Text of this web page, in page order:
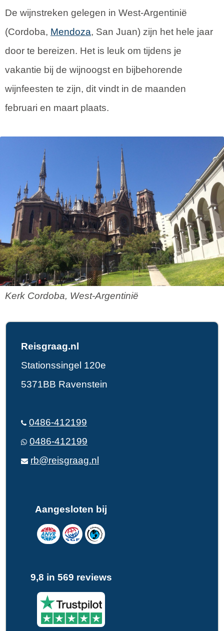
De wijnstreken gelegen in West-Argentinië
(Cordoba, Mendoza, San Juan) zijn het hele jaar
door te bereizen. Het is leuk om tijdens je
vakantie bij de wijnoogst en bijbehorende
wijnfeesten te zijn, dit vindt in de maanden
februari en maart plaats.
Kerk Cordoba, West-Argentinië
Reisgraag.nl
Stationssingel 120e
5371BB Ravenstein
0486-412199
0486-412199
rb@reisgraag.nl
Aangesloten bij
9,8 in 569 reviews